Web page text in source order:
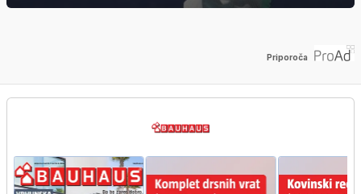
Priporoča